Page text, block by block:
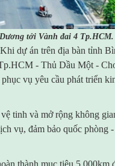
tới Vành đai 4 Tp.HCM.
dự án trên địa bàn tỉnh
- Thủ Dầu Một -
vụ yêu cầu phát triển
tinh và mở rộng không
vụ, đảm bảo quốc phòng
thành mục tiêu 5.000km